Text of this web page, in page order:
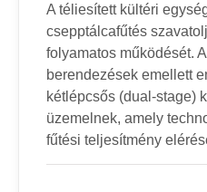
A téliesített kültéri
csepptálcafűtés
folyamatos működését.
berendezések emellett
kétlépcsős (dual-stage)
üzemelnek, amely
fűtési teljesítmény